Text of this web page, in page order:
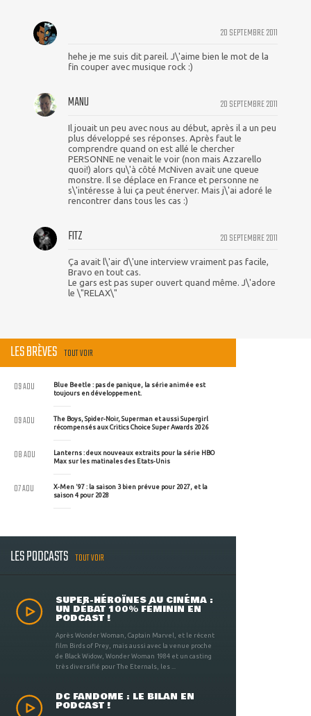
20 SEPTEMBRE 2011
hehe je me suis dit pareil. J\'aime bien le mot de la
fin couper avec musique rock :)
20 SEPTEMBRE 2011
MANU
Il jouait un peu avec nous au début, après il a un peu
plus développé ses réponses. Après faut le
comprendre quand on est allé le chercher
PERSONNE ne venait le voir (non mais Azzarello
quoi!) alors qu\'à côté McNiven avait une queue
monstre. Il se déplace en France et personne ne
s\'intéresse à lui ça peut énerver. Mais j\'ai adoré le
rencontrer dans tous les cas :)
20 SEPTEMBRE 2011
FITZ
Ça avait l\'air d\'une interview vraiment pas facile,
Bravo en tout cas.
Le gars est pas super ouvert quand même. J\'adore
le \"RELAX\"
LES BRÈVES TOUT VOIR
Blue Beetle : pas de panique, la série animée est
toujours en développement.
09 AOU
The Boys, Spider-Noir, Superman et aussi Supergirl
récompensés aux Critics Choice Super Awards 2026
09 AOU
Lanterns : deux nouveaux extraits pour la série HBO
Max sur les matinales des Etats-Unis
08 AOU
X-Men '97 : la saison 3 bien prévue pour 2027, et la
saison 4 pour 2028
07 AOU
LES PODCASTS TOUT VOIR
SUPER-HÉROÏNES AU CINÉMA :
UN DÉBAT 100% FÉMININ EN
PODCAST !
Après Wonder Woman, Captain Marvel, et le récent
film Birds of Prey, mais aussi avec la venue proche
de Black Widow, Wonder Woman 1984 et un casting
très diversifié pour The Eternals, les ...
DC FANDOME : LE BILAN EN
PODCAST !